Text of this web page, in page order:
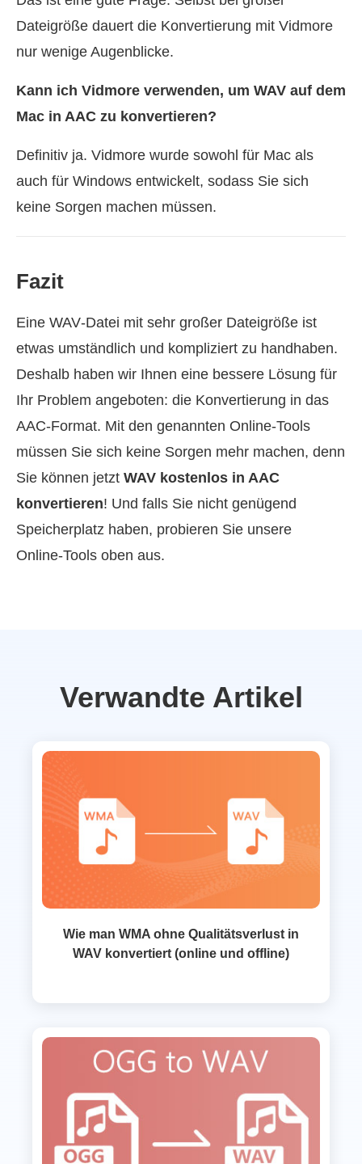
Dateigröße dauert die Konvertierung mit Vidmore
nur wenige Augenblicke.
Kann ich Vidmore verwenden, um WAV auf dem
Mac in AAC zu konvertieren?
Definitiv ja. Vidmore wurde sowohl für Mac als
auch für Windows entwickelt, sodass Sie sich
keine Sorgen machen müssen.
Fazit
Eine WAV‑Datei mit sehr großer Dateigröße ist
etwas umständlich und kompliziert zu handhaben.
Deshalb haben wir Ihnen eine bessere Lösung für
Ihr Problem angeboten: die Konvertierung in das
AAC‑Format. Mit den genannten Online‑Tools
müssen Sie sich keine Sorgen mehr machen, denn
Sie können jetzt WAV kostenlos in AAC
konvertieren! Und falls Sie nicht genügend
Speicherplatz haben, probieren Sie unsere
Online‑Tools oben aus.
Verwandte Artikel
Wie man WMA ohne Qualitätsverlust in
WAV konvertiert (online und offline)